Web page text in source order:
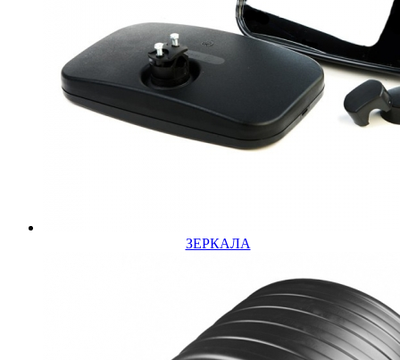
ЗЕРКАЛА